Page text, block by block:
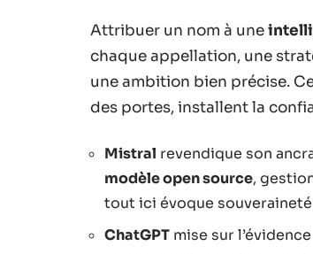
Attribuer un nom à une
chaque appellation, une
une ambition bien précise.
des portes, installent la
Mistral revendique son
modèle open source,
tout ici évoque
ChatGPT mise sur